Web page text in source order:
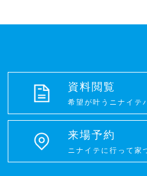
資料閲覧
希望が叶うニナイテ
来場予約
ニナイテに行って家